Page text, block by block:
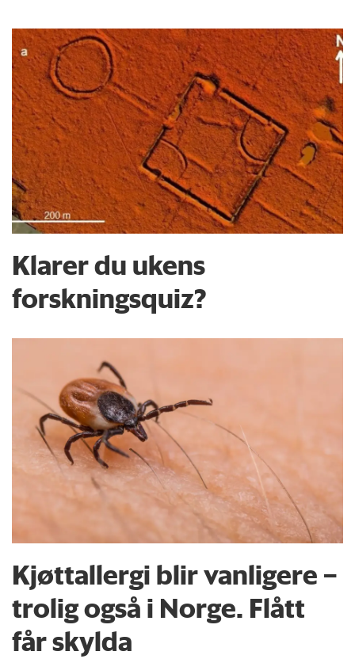
Klarer du ukens
forskningsquiz?
Kjøttallergi blir vanligere –
trolig også i Norge. Flått
får skylda